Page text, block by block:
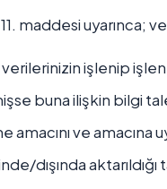
11. maddesi uyarınca;
verilerinizin işlenip
buna ilişkin bilgi
amacını ve amacına
dışında aktarıldığı